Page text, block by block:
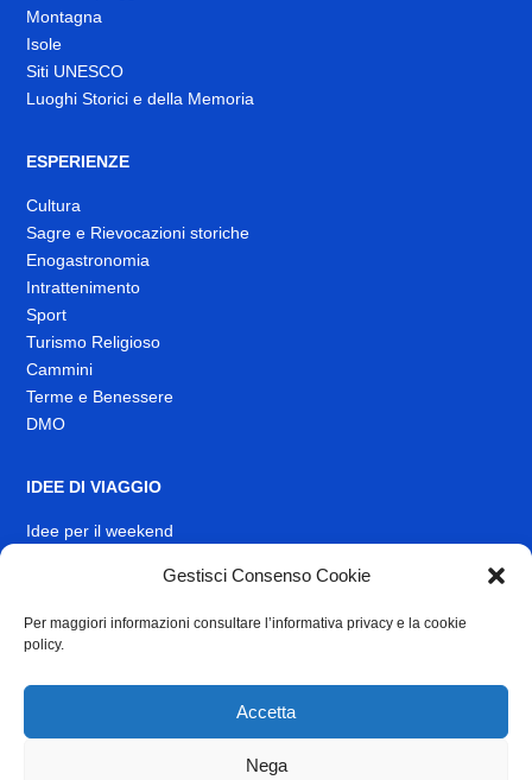
Gestisci Consenso Cookie
Per maggiori informazioni consultare l’informativa privacy e la cookie
policy.
Accetta
Nega
Montagna
Isole
Siti UNESCO
Luoghi Storici e della Memoria
ESPERIENZE
Cultura
Sagre e Rievocazioni storiche
Enogastronomia
Intrattenimento
Sport
Turismo Religioso
Cammini
Terme e Benessere
DMO
IDEE DI VIAGGIO
Idee per il weekend
INFO
News
Link Utili